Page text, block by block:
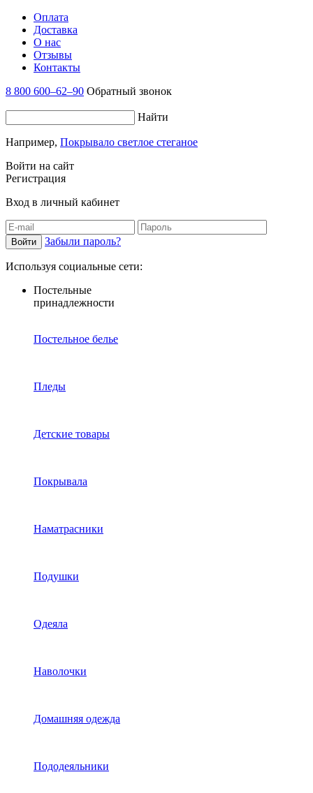
Оплата
Доставка
О нас
Отзывы
Контакты
8 800 600–62–90 Обратный звонок
Найти
Например, Покрывало светлое стеганое
Войти на сайт
Регистрация
Вход в личный кабинет
Забыли пароль?
Используя социальные сети:
Постельные
принадлежности
Постельное белье
Пледы
Детские товары
Покрывала
Наматрасники
Подушки
Одеяла
Наволочки
Домашняя одежда
Пододеяльники